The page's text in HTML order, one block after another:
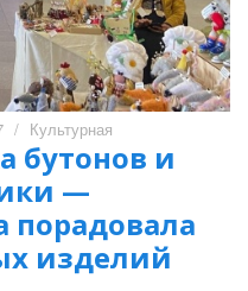
/ Культурная
бутонов и
—
порадовала
изделий